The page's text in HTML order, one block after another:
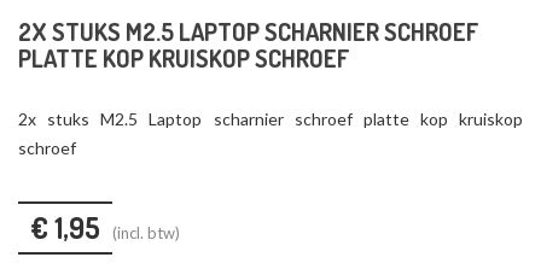
2X STUKS M2.5 LAPTOP SCHARNIER SCHROEF
PLATTE KOP KRUISKOP SCHROEF
2x stuks M2.5 Laptop scharnier schroef platte kop kruiskop
schroef
€ 1,95 (incl. btw)